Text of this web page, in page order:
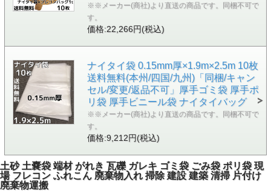
※※メーカー(商社)より直送の商品です。同梱不可で
す。
価格:22,266円(税込)
ナイタイ袋 0.15mm厚×1.9m×2.5m 10枚
送料無料(本州/四国/九州)「同梱/キャン
セル/変更/返品不可」厚手ゴミ袋 厚手ポ
リ袋 厚手ビニール袋 ナイタイバッグ
※※メーカー(商社)より直送の商品です。同梱不可で
す。
価格:9,212円(税込)
土砂 土嚢袋 端材 がれき 瓦礫 ガレキ ゴミ袋 ごみ袋 ポリ袋 現
場 フレコン ふれこん 廃棄物入れ 掃除 建設 建築 清掃 片付け
廃棄物運搬